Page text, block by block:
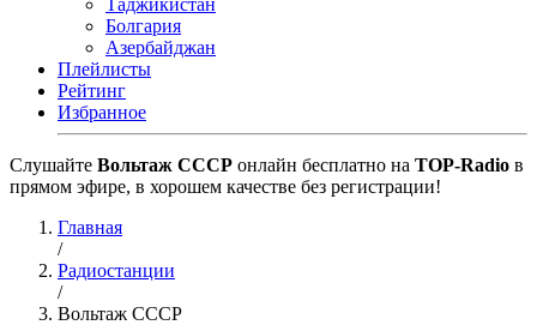
Таджикистан
Болгария
Азербайджан
Плейлисты
Рейтинг
Избранное
Cлушайте Вольтаж СССР онлайн бесплатно на TOP-Radio в
прямом эфире, в хорошем качестве без регистрации!
Главная
/
Радиостанции
/
Вольтаж СССР